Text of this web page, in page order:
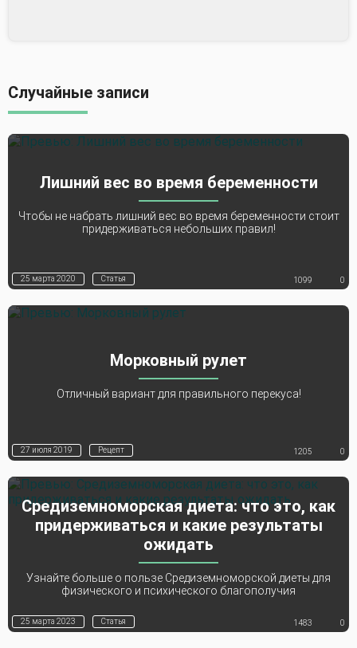
Случайные записи
Лишний вес во время беременности
Чтобы не набрать лишний вес во время беременности стоит
придерживаться небольших правил!
25 марта 2020 Статья 1099 0
Морковный рулет
Отличный вариант для правильного перекуса!
27 июля 2019 Рецепт 1205 0
Средиземноморская диета: что это, как
придерживаться и какие результаты
ожидать
Узнайте больше о пользе Средиземноморской диеты для
физического и психического благополучия
25 марта 2023 Статья 1483 0